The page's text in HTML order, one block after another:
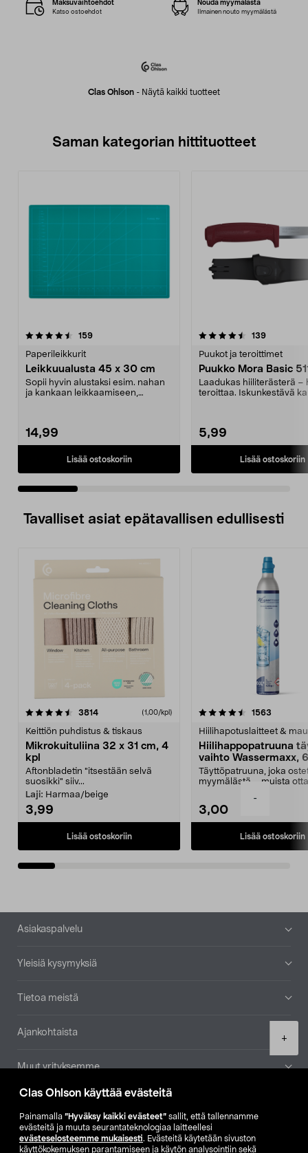
Clas Ohlson käyttää evästeitä
Painamalla ”Hyväksy kaikki evästeet” sallit, että tallennamme
evästeitä ja muuta seurantateknologiaa laitteellesi
evästeselosteemme mukaisesti. Evästeitä käytetään sivuston
käyttökokemuksen parantamiseen ja käytön analysointiin sekä
-
+
Clas Ohlson - Näytä kaikki tuotteet
Maksuvaihtoehdot
Katso ostoehdot
Nouda myymälästä
Ilmainen nouto myymälästä
Saman kategorian hittituotteet
159arvostelut
Paperileikkurit
Leikkuualusta 45 x 30 cm
Sopii hyvin alustaksi esim. nahan
ja kankaan leikkaamiseen,
14,99
Lisää ostoskoriin
4.5 viidestä
139arvostelut
Puukot ja teroittimet
Puukko Mora Basic
Laadukas hiiliterästerä –
teroittaa. Iskunkestävä
5,99
Lisää ostoskoriin
4.5 viidestä
Tavalliset asiat epätavallisen edullisesti
3814arvostelut (1,00/kpl)
Keittiön puhdistus & tiskaus
Mikrokuituliina 32 x 31 cm, 4
kpl
Aftonbladetin "itsestään selvä
suosikki" siiv...
Laji: Harmaa/beige
3,99
Lisää ostoskoriin
4.5viidestä
1563
Hiilihapotuslaitteet &
Hiilihappopatruuna
vaihto Wassermaxx,
Täyttöpatruuna, joka
myymälästä – muista
3,00
Lisää ostoskoriin
4.5viidestä
Alatunniste
Asiakaspalvelu
Yleisiä kysymyksiä
Tietoa meistä
Ajankohtaista
Muut yrityksemme
Etsi myymälä
SE NO FI